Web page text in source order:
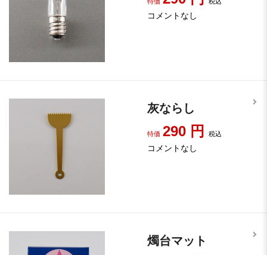
コメントなし
灰ならし
特価 290 円 税込
コメントなし
燭台マット